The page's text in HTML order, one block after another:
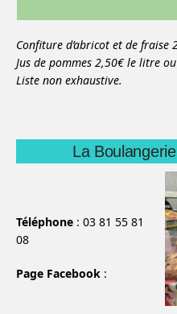
Confiture d’abricot et de fraise
Jus de pommes 2,50€ le litre
Liste non exhaustive.
La
Téléphone : 03 81 55 81
08
Page Facebook :